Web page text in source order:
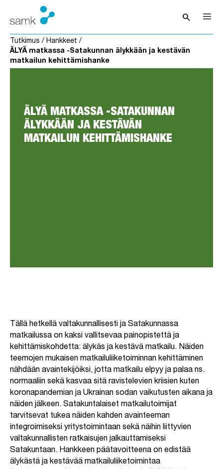
Siirry sisältöön
searchAvaa haku
Tutkimus / Hankkeet /
ÄLYÄ matkassa -Satakunnan älykkään ja kestävän
matkailun kehittämishanke
ÄLYÄ MATKASSA -SATAKUNNAN
ÄLYKKÄÄN JA KESTÄVÄN
MATKAILUN KEHITTÄMISHANKE
Tällä hetkellä valtakunnallisesti ja Satakunnassa
matkailussa on kaksi vallitsevaa painopistettä ja
kehittämiskohdetta: älykäs ja kestävä matkailu. Näiden
teemojen mukaisen matkailuliiketoiminnan kehittäminen
nähdään avaintekijöiksi, jotta matkailu elpyy ja palaa ns.
normaaliin sekä kasvaa sitä ravistelevien kriisien kuten
koronapandemian ja Ukrainan sodan vaikutusten aikana ja
näiden jälkeen. Satakuntalaiset matkailutoimijat
tarvitsevat tukea näiden kahden avainteeman
integroimiseksi yritystoimintaan sekä näihin liittyvien
valtakunnallisten ratkaisujen jalkauttamiseksi
Satakuntaan. Hankkeen päätavoitteena on edistää
älykästä ja kestävää matkailuliiketoimintaa